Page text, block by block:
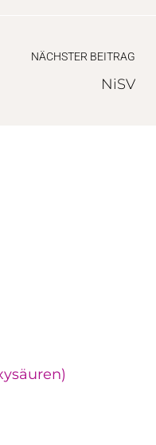
NÄCHSTER BEITRAG
NiSV